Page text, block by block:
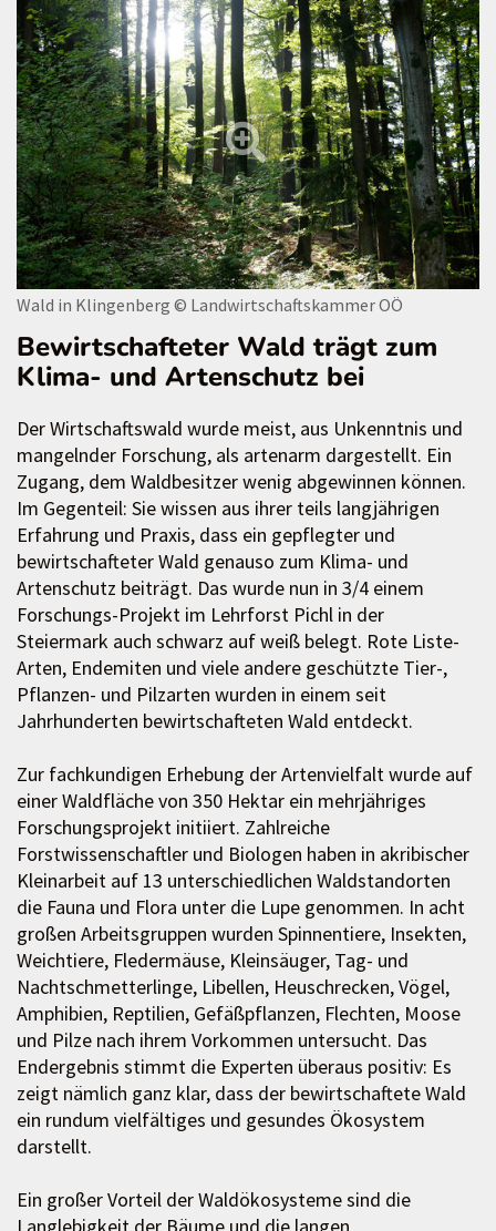
Wald in Klingenberg © Landwirtschaftskammer OÖ
Bewirtschafteter Wald trägt zum
Klima- und Artenschutz bei
Der Wirtschaftswald wurde meist, aus Unkenntnis und
mangelnder Forschung, als artenarm dargestellt. Ein
Zugang, dem Waldbesitzer wenig abgewinnen können.
Im Gegenteil: Sie wissen aus ihrer teils langjährigen
Erfahrung und Praxis, dass ein gepflegter und
bewirtschafteter Wald genauso zum Klima- und
Artenschutz beiträgt. Das wurde nun in 3/4 einem
Forschungs-Projekt im Lehrforst Pichl in der
Steiermark auch schwarz auf weiß belegt. Rote Liste-
Arten, Endemiten und viele andere geschützte Tier-,
Pflanzen- und Pilzarten wurden in einem seit
Jahrhunderten bewirtschafteten Wald entdeckt.
Zur fachkundigen Erhebung der Artenvielfalt wurde auf
einer Waldfläche von 350 Hektar ein mehrjähriges
Forschungsprojekt initiiert. Zahlreiche
Forstwissenschaftler und Biologen haben in akribischer
Kleinarbeit auf 13 unterschiedlichen Waldstandorten
die Fauna und Flora unter die Lupe genommen. In acht
großen Arbeitsgruppen wurden Spinnentiere, Insekten,
Weichtiere, Fledermäuse, Kleinsäuger, Tag- und
Nachtschmetterlinge, Libellen, Heuschrecken, Vögel,
Amphibien, Reptilien, Gefäßpflanzen, Flechten, Moose
und Pilze nach ihrem Vorkommen untersucht. Das
Endergebnis stimmt die Experten überaus positiv: Es
zeigt nämlich ganz klar, dass der bewirtschaftete Wald
ein rundum vielfältiges und gesundes Ökosystem
darstellt.
Ein großer Vorteil der Waldökosysteme sind die
Langlebigkeit der Bäume und die langen